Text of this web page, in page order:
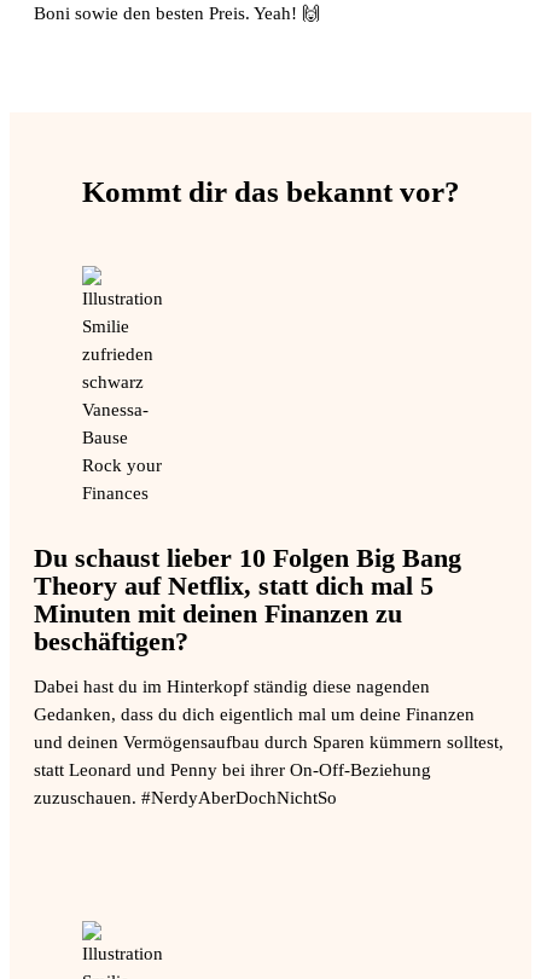
Boni sowie den besten Preis. Yeah! 🙌
Kommt dir das bekannt vor?
Du schaust lieber 10 Folgen Big Bang
Theory auf Netflix, statt dich mal 5
Minuten mit deinen Finanzen zu
beschäftigen?
Dabei hast du im Hinterkopf ständig diese nagenden
Gedanken, dass du dich eigentlich mal um deine Finanzen
und deinen Vermögensaufbau durch Sparen kümmern solltest,
statt Leonard und Penny bei ihrer On-Off-Beziehung
zuzuschauen. #NerdyAberDochNichtSo